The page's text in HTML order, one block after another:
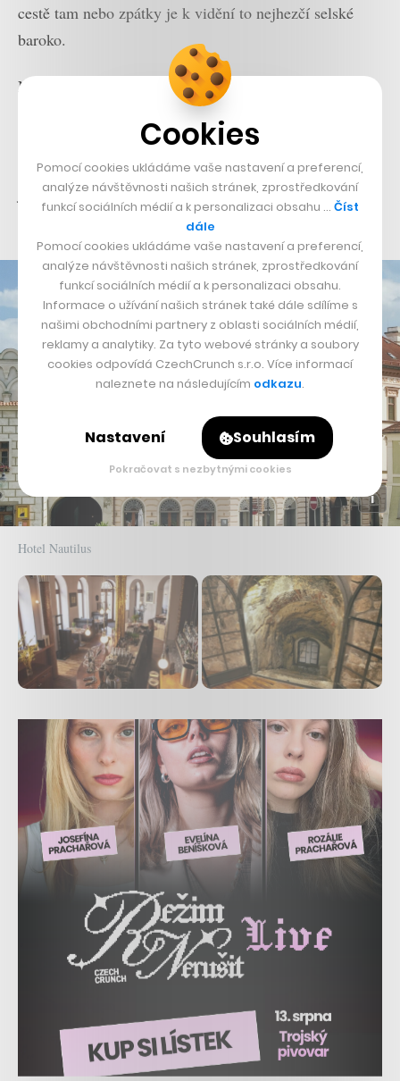
cestě tam nebo zpátky je k vidění to nejhezčí selské
baroko.
Na druhou stranu od Hejtmanu se nachází rybník
Staňkov, u něj pak bistro U Sumečka. Je to sice rychlé
občerstvení, ale za zdejší ryby by se nestyděla žádná
vyhlášená restaurace. Jen pozor – bistro U Sumečka už
je vyhlášené, a tak tu bývají opřené desítky kol
Hotel Nautilus
Cookies
Pomocí cookies ukládáme vaše nastavení a preferencí,
analýze návštěvnosti našich stránek, zprostředkování
funkcí sociálních médií a k personalizaci obsahu … Číst
dále
Pomocí cookies ukládáme vaše nastavení a preferencí,
analýze návštěvnosti našich stránek, zprostředkování
funkcí sociálních médií a k personalizaci obsahu.
Informace o užívání našich stránek také dále sdílíme s
našimi obchodními partnery z oblasti sociálních médií,
reklamy a analytiky. Za tyto webové stránky a soubory
cookies odpovídá CzechCrunch s.r.o. Více informací
naleznete na následujícím odkazu.
Nastavení Souhlasím
Pokračovat s nezbytnými cookies